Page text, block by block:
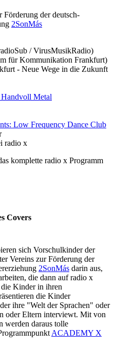
der deutsch-
2SonMás
/ VirusMusikRadio)
für Kommunikation Frankfurt)
- Neue Wege in die Zukunft
Metal
Low Frequency Dance Club
radio x
komplette radio x Programm
Covers
sich Vorschulkinder der
Vereins zur Förderung der
2SonMás darin aus,
die dann auf radio x
die Kinder in ihren
die Kinder
ihre "Welt der Sprachen" oder
oder Eltern interviewt. Mit von
werden daraus tolle
ACADEMY X